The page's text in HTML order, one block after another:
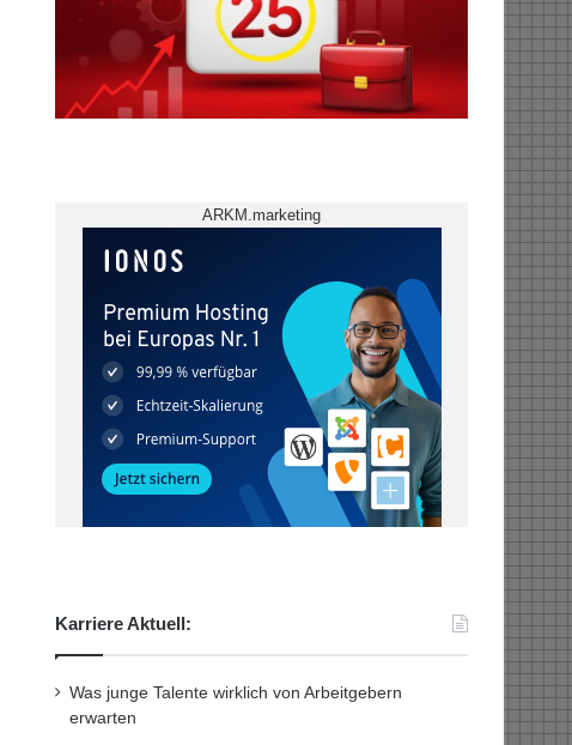
ARKM.marketing
Karriere Aktuell:
Was junge Talente wirklich von Arbeitgebern
erwarten